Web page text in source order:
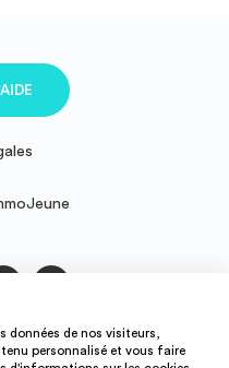
données de nos visiteurs,
personnalisé et vous faire